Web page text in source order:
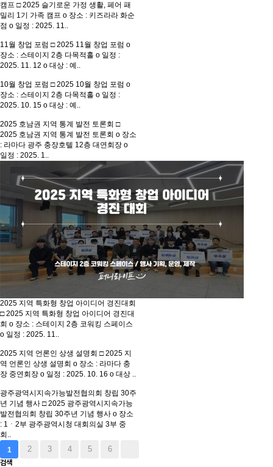
캠프 □ 2025 슬기로운 가정 생활, 페어 패
밀리 1기 가족 캠프 o 장소 : 키즈라라 화순
점 o 일정 : 2025. 11..
11월 창업 포럼 □ 2025 11월 창업 포럼 o
장소 : 스테이지 2층 다목적홀 o 일정 :
2025. 11. 12 o 대상 : 예..
10월 창업 포럼 □ 2025 10월 창업 포럼 o
장소 : 스테이지 2층 다목적홀 o 일정 :
2025. 10. 15 o 대상 : 예..
2025 호남권 지역 통계 발전 토론회 □
2025 호남권 지역 통계 발전 토론회 o 장소
: 라마다 광주 충장호텔 12층 대연회장 o
일정 : 2025. 1..
2025 지역 특화형 창업 아이디어 경진대회
□ 2025 지역 특화형 창업 아이디어 경진대
회 o 장소 : 스테이지 2층 코워킹 스페이스
o 일정 : 2025. 11..
2025 지역 언론인 상생 설명회 □ 2025 지
역 언론인 상생 설명회 o 장소 : 라마다 충
장 중연회장 o 일정 : 2025. 10. 16 o 대상 ..
광주광역시지속가능발전협의회 창립 30주
년 기념 행사 □ 2025 광주광역시지속가능
발전협의회 창립 30주년 기념 행사 o 장소
: 1ㆍ2부 광주광역시청 대회의실 3부 중
회..
1
2 3 4 5 6
검색